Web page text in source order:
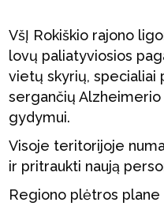
VšĮ Rokiškio rajono
lovų paliatyviosios
vietų skyrių, specialiai
sergančių
gydymui.
Visoje teritorijoje
ir pritraukti naują
Regiono plėtros